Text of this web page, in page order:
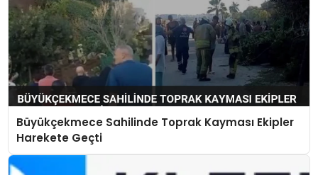
Büyükçekmece Sahilinde Toprak Kayması Ekipler
Harekete Geçti